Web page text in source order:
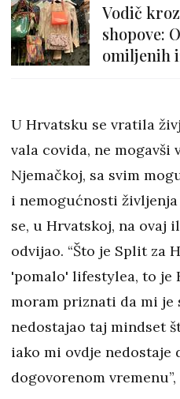
Vodič
shopove:
omiljenih
U Hrvatsku se vratila
vala covida, ne
Njemačkoj, sa svim
i nemogućnosti
se, u Hrvatskoj, na ovaj
odvijao. “Što je Split za
'pomalo' lifestylea, to je
moram priznati da mi je
nedostajao taj mindset
iako mi ovdje nedostaje
dogovorenom